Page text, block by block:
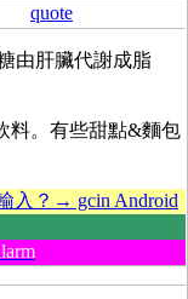
quote
由肝臟代謝成脂
料。有些甜點&麵包
入？→ gcin Android